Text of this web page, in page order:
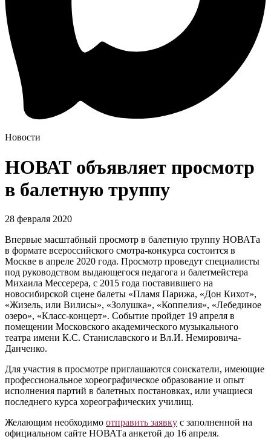
Новости
НОВАТ объявляет просмотр
в балетную труппу
28 февраля 2020
Впервые масштабный просмотр в балетную труппу НОВАТа
в формате всероссийского смотра-конкурса состоится в
Москве в апреле 2020 года. Просмотр проведут специалисты
под руководством выдающегося педагога и балетмейстера
Михаила Мессерера, с 2015 года поставившего на
новосибирской сцене балеты «Пламя Парижа, «Дон Кихот»,
«Жизель, или Вилисы», «Золушка», «Коппелия», «Лебединое
озеро», «Класс-концерт». Событие пройдет 19 апреля в
помещении Московского академического музыкального
театра имени К.С. Станиславского и Вл.И. Немировича-
Данченко.
Для участия в просмотре приглашаются соискатели, имеющие
профессиональное хореографическое образование и опыт
исполнения партий в балетных постановках, или учащиеся
последнего курса хореографических училищ.
Желающим необходимо отправить заявку с заполненной на
официальном сайте НОВАТа анкетой до 16 апреля.